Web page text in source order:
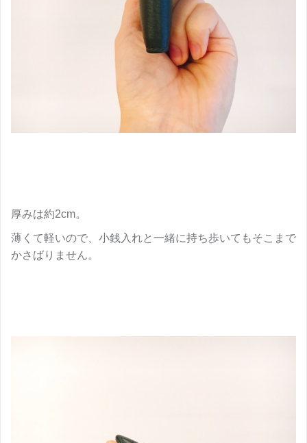
厚みは約2cm。
薄くて軽いので、小銭入れと一緒に持ち歩いてもそこまで
かさばりません。